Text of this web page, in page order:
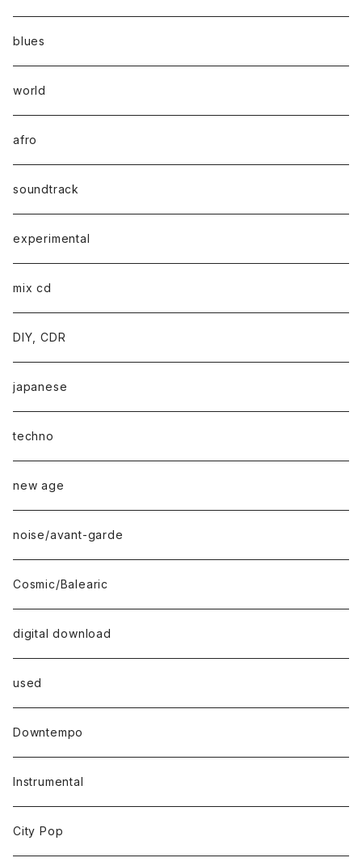
blues
world
afro
soundtrack
experimental
mix cd
DIY, CDR
japanese
techno
new age
noise/avant-garde
Cosmic/Balearic
digital download
used
Downtempo
Instrumental
City Pop